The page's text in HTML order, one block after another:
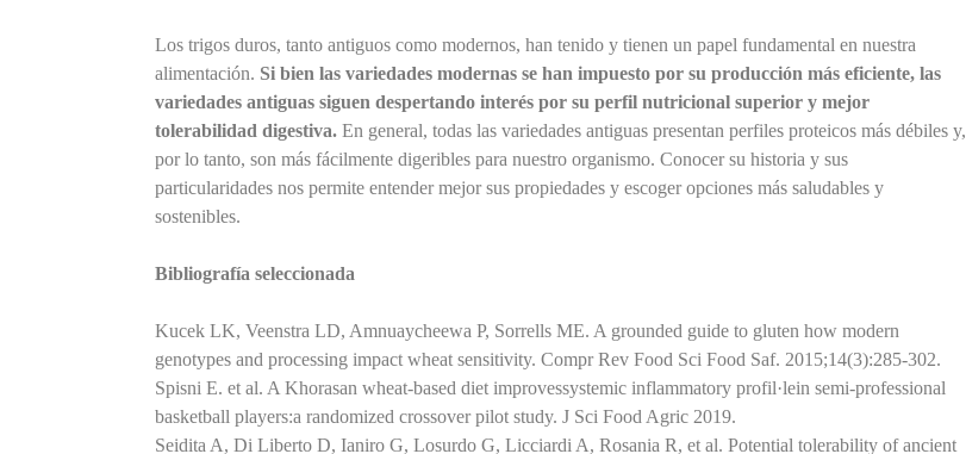
Los trigos duros, tanto antiguos como modernos, han tenido y tienen un papel fundamental en nuestra
alimentación. Si bien las variedades modernas se han impuesto por su producción más eficiente, las
variedades antiguas siguen despertando interés por su perfil nutricional superior y mejor
tolerabilidad digestiva. En general, todas las variedades antiguas presentan perfiles proteicos más débiles y,
por lo tanto, son más fácilmente digeribles para nuestro organismo. Conocer su historia y sus
particularidades nos permite entender mejor sus propiedades y escoger opciones más saludables y
sostenibles.
Bibliografía seleccionada
Kucek LK, Veenstra LD, Amnuaycheewa P, Sorrells ME. A grounded guide to gluten how modern
genotypes and processing impact wheat sensitivity. Compr Rev Food Sci Food Saf. 2015;14(3):285-302.
Spisni E. et al. A Khorasan wheat-based diet improvessystemic inflammatory profil·lein semi-professional
basketball players:a randomized crossover pilot study. J Sci Food Agric 2019.
Seidita A, Di Liberto D, Ianiro G, Losurdo G, Licciardi A, Rosania R, et al. Potential tolerability of ancient